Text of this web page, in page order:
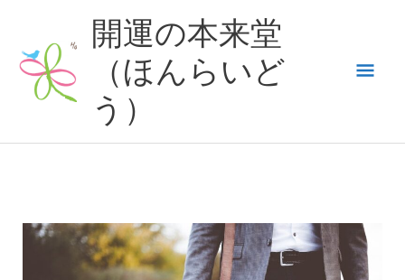
ッ
開運の本来堂
（ほんらいど
う）
メ
ニ